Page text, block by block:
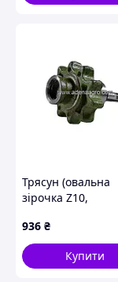
Трясун (овальна
зірочка Z10,
дворядної
картоплекопачки
Agromet Z609
936 ₴
Купити